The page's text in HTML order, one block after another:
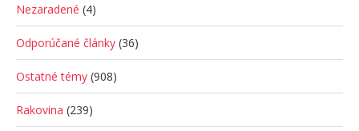
Nezaradené (4)
Odporúčané články (36)
Ostatné témy (908)
Rakovina (239)